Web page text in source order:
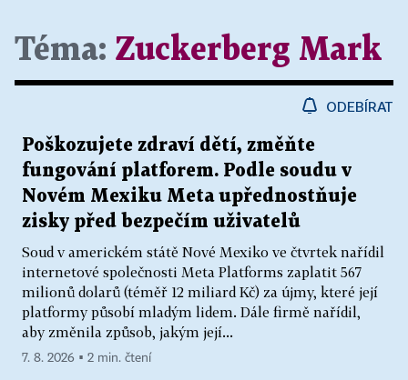
Téma: Zuckerberg Mark
ODEBÍRAT
Poškozujete zdraví dětí, změňte
fungování platforem. Podle soudu v
Novém Mexiku Meta upřednostňuje
zisky před bezpečím uživatelů
Soud v americkém státě Nové Mexiko ve čtvrtek nařídil
internetové společnosti Meta Platforms zaplatit 567
milionů dolarů (téměř 12 miliard Kč) za újmy, které její
platformy působí mladým lidem. Dále firmě nařídil,
aby změnila způsob, jakým její...
7. 8. 2026 ▪ 2 min. čtení